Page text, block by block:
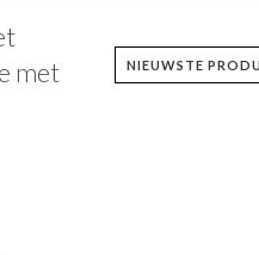
met